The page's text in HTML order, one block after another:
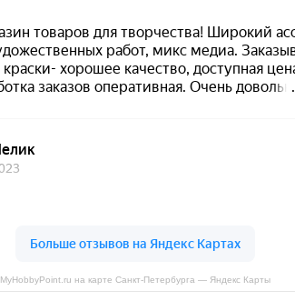
MyHobbyPoint.ru на карте Санкт‑Петербурга — Яндекс Карты